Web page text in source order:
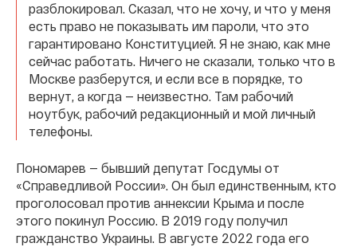
разблокировал. Сказал, что не хочу, и что у меня
есть право не показывать им пароли, что это
гарантировано Конституцией. Я не знаю, как мне
сейчас работать. Ничего не сказали, только что в
Москве разберутся, и если все в порядке, то
вернут, а когда — неизвестно. Там рабочий
ноутбук, рабочий редакционный и мой личный
телефоны.
Пономарев — бывший депутат Госдумы от
«Справедливой России». Он был единственным, кто
проголосовал против аннексии Крыма и после
этого покинул Россию. В 2019 году получил
гражданство Украины. В августе 2022 года его